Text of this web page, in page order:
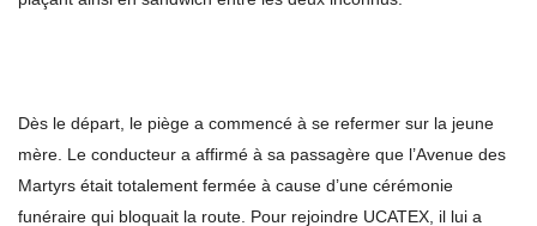
Dès le départ, le piège a commencé à se refermer sur la jeune
mère. Le conducteur a affirmé à sa passagère que l’Avenue des
Martyrs était totalement fermée à cause d’une cérémonie
funéraire qui bloquait la route. Pour rejoindre UCATEX, il lui a